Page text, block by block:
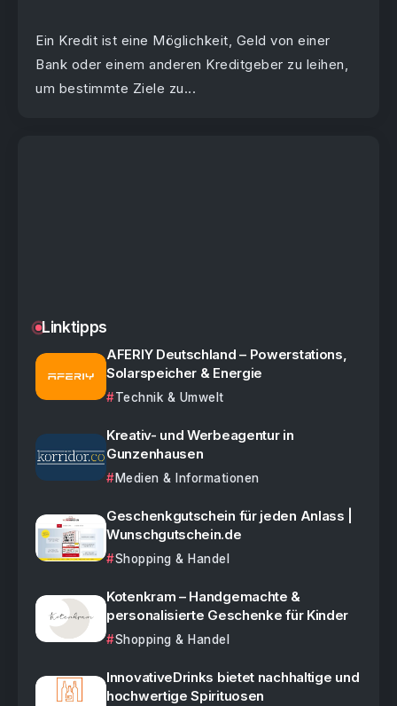
Ein Kredit ist eine Möglichkeit, Geld von einer
Bank oder einem anderen Kreditgeber zu leihen,
um bestimmte Ziele zu...
Linktipps
AFERIY Deutschland – Powerstations,
Solarspeicher & Energie
Technik & Umwelt
Kreativ- und Werbeagentur in
Gunzenhausen
Medien & Informationen
Geschenkgutschein für jeden Anlass |
Wunschgutschein.de
Shopping & Handel
Kotenkram – Handgemachte &
personalisierte Geschenke für Kinder
Shopping & Handel
InnovativeDrinks bietet nachhaltige und
hochwertige Spirituosen